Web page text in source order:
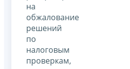
на
обжалование
решений
по
налоговым
проверкам,